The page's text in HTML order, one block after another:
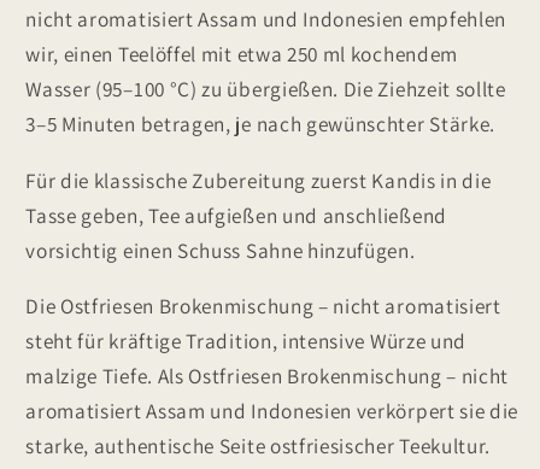
nicht aromatisiert Assam und Indonesien empfehlen
wir, einen Teelöffel mit etwa 250 ml kochendem
Wasser (95–100 °C) zu übergießen. Die Ziehzeit sollte
3–5 Minuten betragen, je nach gewünschter Stärke.
Für die klassische Zubereitung zuerst Kandis in die
Tasse geben, Tee aufgießen und anschließend
vorsichtig einen Schuss Sahne hinzufügen.
Die Ostfriesen Brokenmischung – nicht aromatisiert
steht für kräftige Tradition, intensive Würze und
malzige Tiefe. Als Ostfriesen Brokenmischung – nicht
aromatisiert Assam und Indonesien verkörpert sie die
starke, authentische Seite ostfriesischer Teekultur.